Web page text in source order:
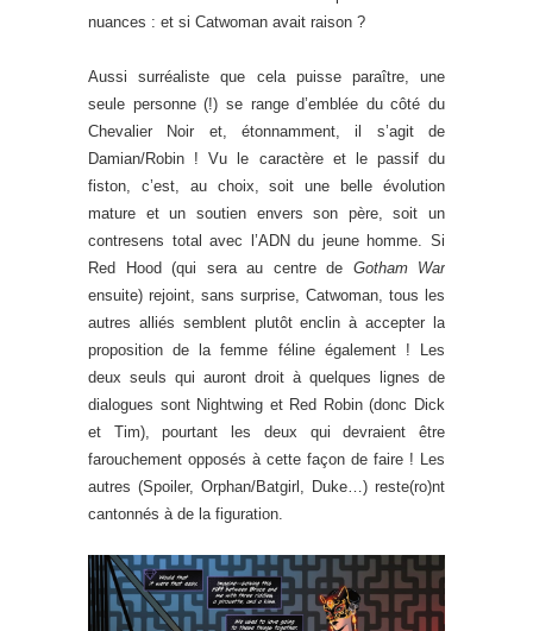
nuances : et si Catwoman avait raison ?
Aussi surréaliste que cela puisse paraître, une
seule personne (!) se range d’emblée du côté du
Chevalier Noir et, étonnamment, il s’agit de
Damian/Robin ! Vu le caractère et le passif du
fiston, c’est, au choix, soit une belle évolution
mature et un soutien envers son père, soit un
contresens total avec l’ADN du jeune homme. Si
Red Hood (qui sera au centre de Gotham War
ensuite) rejoint, sans surprise, Catwoman, tous les
autres alliés semblent plutôt enclin à accepter la
proposition de la femme féline également ! Les
deux seuls qui auront droit à quelques lignes de
dialogues sont Nightwing et Red Robin (donc Dick
et Tim), pourtant les deux qui devraient être
farouchement opposés à cette façon de faire ! Les
autres (Spoiler, Orphan/Batgirl, Duke…) reste(ro)nt
cantonnés à de la figuration.